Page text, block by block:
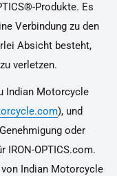
Produkte. Es
Verbindung zu den
Absicht besteht,
verletzen.
Indian Motorcycle
), und
oder
IRON-OPTICS.com.
Indian Motorcycle